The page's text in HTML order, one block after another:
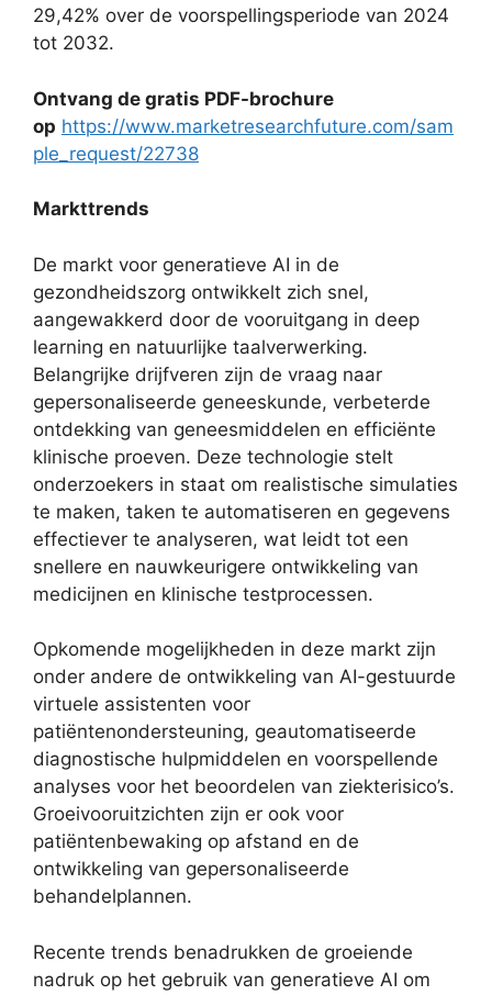
29,42% over de voorspellingsperiode van 2024
tot 2032.
Ontvang de gratis PDF-brochure
op https://www.marketresearchfuture.com/sam
ple_request/22738
Markttrends
De markt voor generatieve AI in de
gezondheidszorg ontwikkelt zich snel,
aangewakkerd door de vooruitgang in deep
learning en natuurlijke taalverwerking.
Belangrijke drijfveren zijn de vraag naar
gepersonaliseerde geneeskunde, verbeterde
ontdekking van geneesmiddelen en efficiënte
klinische proeven. Deze technologie stelt
onderzoekers in staat om realistische simulaties
te maken, taken te automatiseren en gegevens
effectiever te analyseren, wat leidt tot een
snellere en nauwkeurigere ontwikkeling van
medicijnen en klinische testprocessen.
Opkomende mogelijkheden in deze markt zijn
onder andere de ontwikkeling van AI-gestuurde
virtuele assistenten voor
patiëntenondersteuning, geautomatiseerde
diagnostische hulpmiddelen en voorspellende
analyses voor het beoordelen van ziekterisico’s.
Groeivooruitzichten zijn er ook voor
patiëntenbewaking op afstand en de
ontwikkeling van gepersonaliseerde
behandelplannen.
Recente trends benadrukken de groeiende
nadruk op het gebruik van generatieve AI om